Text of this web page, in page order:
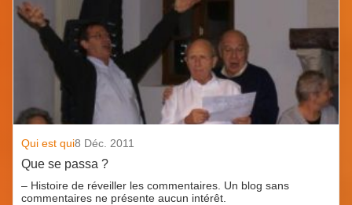
Qui est qui8 Déc. 2011
Que se passa ?
– Histoire de réveiller les commentaires. Un blog sans
commentaires ne présente aucun intérêt.